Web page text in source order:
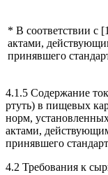
* В соответствии с
актами,
принявшего
4.1.5 Содержание
ртуть) в пищевых
норм,
актами,
принявшего
4.2 Требования к